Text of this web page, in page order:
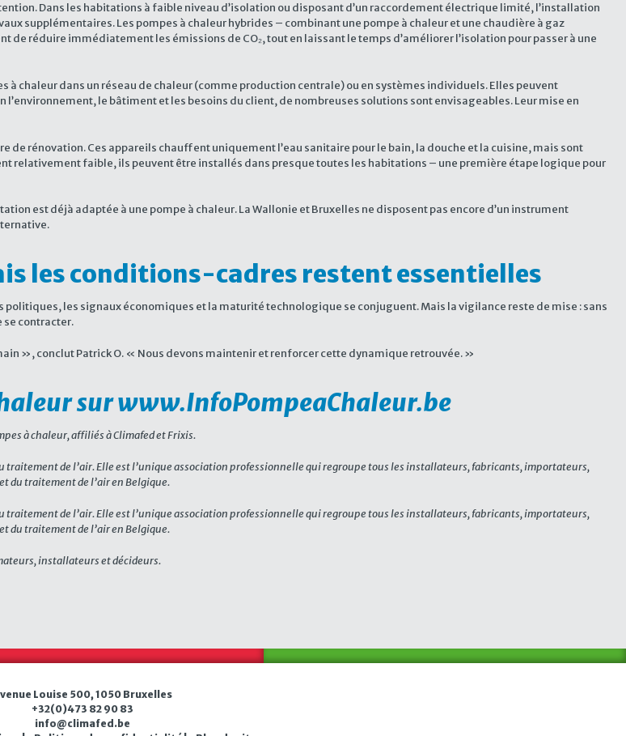
Dans les habitations à faible niveau d’isolation ou disposant d’un raccordement électrique limité, l’installation
supplémentaires. Les pompes à chaleur hybrides – combinant une pompe à chaleur et une chaudière à gaz
réduire immédiatement les émissions de CO₂, tout en laissant le temps d’améliorer l’isolation pour passer à une
chaleur dans un réseau de chaleur (comme production centrale) ou en systèmes individuels. Elles peuvent
le bâtiment et les besoins du client, de nombreuses solutions sont envisageables. Leur mise en
rénovation. Ces appareils chauffent uniquement l’eau sanitaire pour le bain, la douche et la cuisine, mais sont
relativement faible, ils peuvent être installés dans presque toutes les habitations – une première étape logique pour
est déjà adaptée à une pompe à chaleur. La Wallonie et Bruxelles ne disposent pas encore d’un instrument
les conditions-cadres restent essentielles
les signaux économiques et la maturité technologique se conjuguent. Mais la vigilance reste de mise : sans
contracter.
», conclut Patrick O. « Nous devons maintenir et renforcer cette dynamique retrouvée. »
sur www.InfoPompeaChaleur.be
à chaleur, affiliés à Climafed et Frixis.
traitement de l’air. Elle est l’unique association professionnelle qui regroupe tous les installateurs, fabricants, importateurs,
du traitement de l’air en Belgique.
traitement de l’air. Elle est l’unique association professionnelle qui regroupe tous les installateurs, fabricants, importateurs,
du traitement de l’air en Belgique.
installateurs et décideurs.
Louise 500, 1050 Bruxelles
+32(0)473 82 90 83
info@c imafed.be